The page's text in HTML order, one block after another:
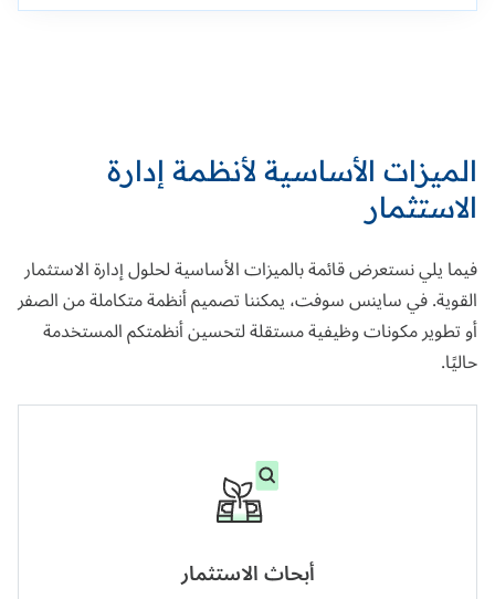
الميزات الأساسية لأنظمة إدارة
الاستثمار
فيما يلي نستعرض قائمة بالميزات الأساسية لحلول إدارة الاستثمار
القوية. في ساينس سوفت، يمكننا تصميم أنظمة متكاملة من الصفر
أو تطوير مكونات وظيفية مستقلة لتحسين أنظمتكم المستخدمة
حاليًا.
أبحاث الاستثمار